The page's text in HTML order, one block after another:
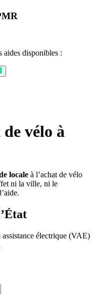
aides disponibles :
vélo à
locale à l’achat de vélo
ni la ville, ni le
électrique (VAE)